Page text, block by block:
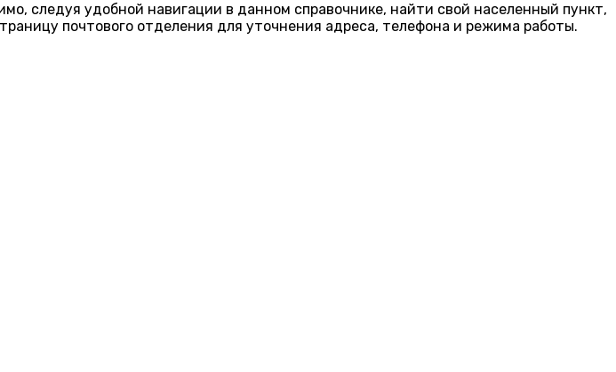
следуя удобной навигации в данном справочнике, найти свой населенный пункт,
почтового отделения для уточнения адреса, телефона и режима работы.